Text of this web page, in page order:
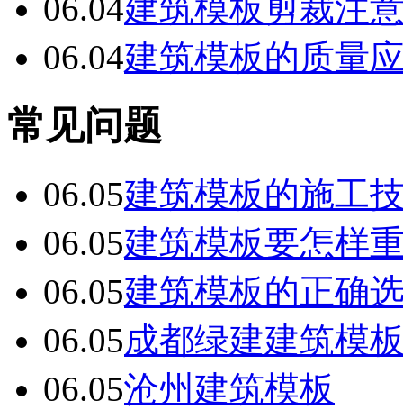
06.04建筑模板剪裁注
06.04建筑模板的质量
常见问题
06.05建筑模板的施工
06.05建筑模板要怎样
06.05建筑模板的正确
06.05成都绿建建筑模
06.05沧州建筑模板